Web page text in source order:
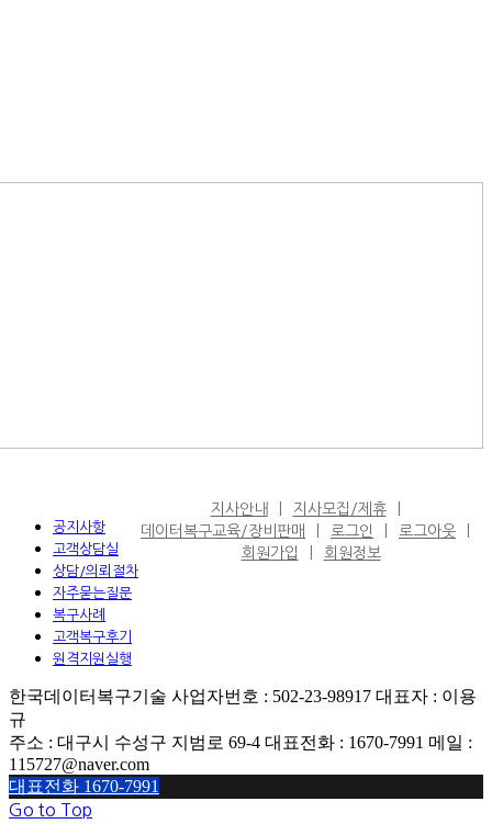
공지사항
고객상담실
상담/의뢰절차
자주묻는질문
복구사례
고객복구후기
원격지원실행
지사안내
지사모집/제휴
데이터복구교육/장비판매
로그인
로그아웃
회원가입
회원정보
한국데이터복구기술 사업자번호 : 502-23-98917 대표자 : 이용
규
주소 : 대구시 수성구 지범로 69-4 대표전화 : 1670-7991 메일 :
115727@naver.com
대표전화 1670-7991
Go to Top